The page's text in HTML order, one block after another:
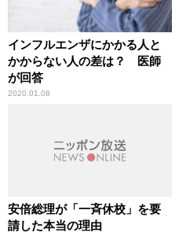
インフルエンザにかかる人と
かからない人の差は？ 医師
が回答
2020.01.08
安倍総理が「一斉休校」を要
請した本当の理由